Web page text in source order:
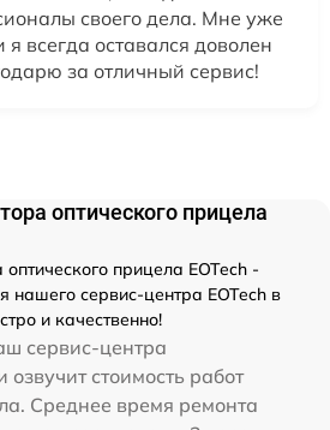
своего дела. Мне уже
всегда оставался доволен
за отличный сервис!
оптического прицела
прицела EOTech -
нашего сервис-центра EOTech в
и качественно!
сервис-центра
озвучит стоимость работ
Среднее время ремонта